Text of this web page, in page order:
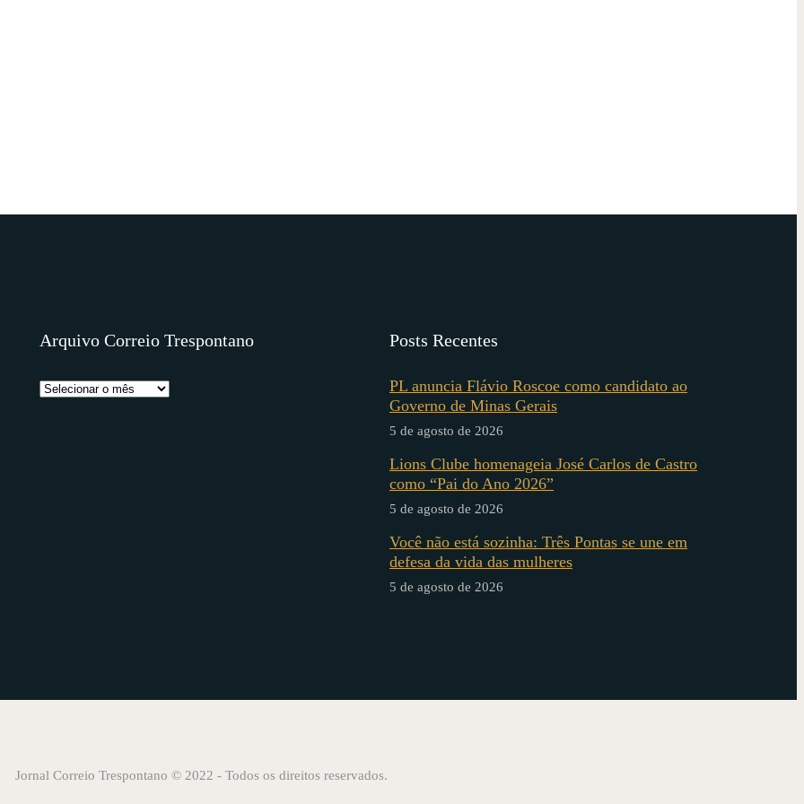
Arquivo Correio Trespontano Posts Recentes
PL anuncia Flávio Roscoe como candidato ao
Governo de Minas Gerais
5 de agosto de 2026
Lions Clube homenageia José Carlos de Castro
como “Pai do Ano 2026”
5 de agosto de 2026
Você não está sozinha: Três Pontas se une em
defesa da vida das mulheres
5 de agosto de 2026
Jornal Correio Trespontano © 2022 - Todos os direitos reservados.